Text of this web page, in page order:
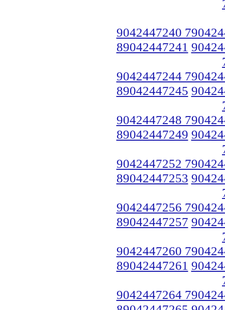
9042447240
89042447241
9042447244
89042447245
9042447248
89042447249
9042447252
89042447253
9042447256
89042447257
9042447260
89042447261
9042447264